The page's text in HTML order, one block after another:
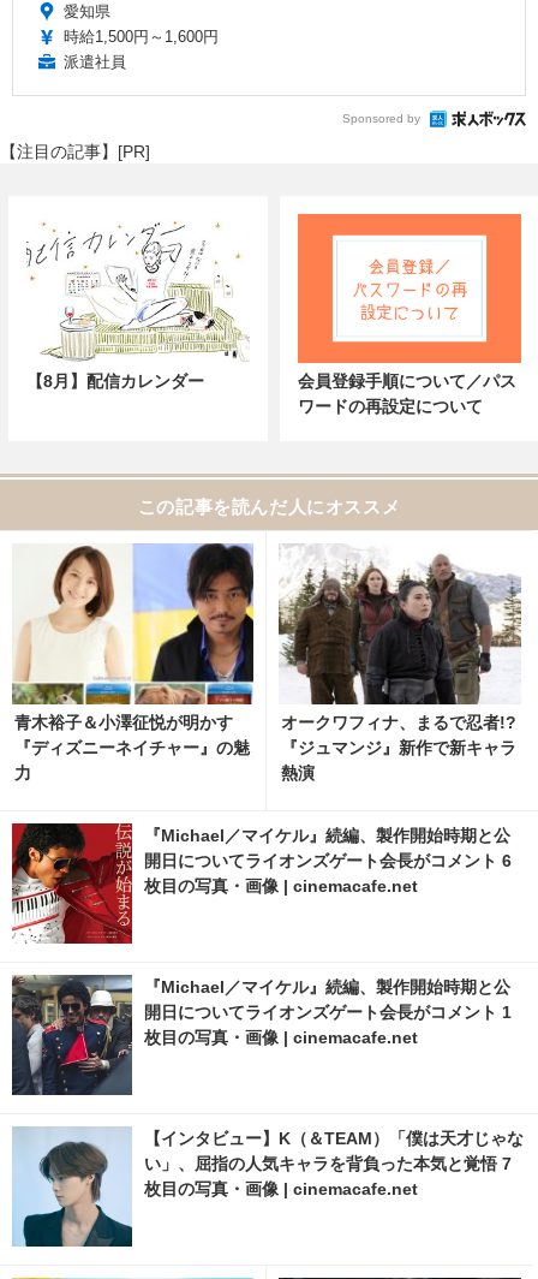
愛知県
時給1,500円～1,600円
派遣社員
Sponsored by
【注目の記事】[PR]
【8月】配信カレンダー
会員登録手順について／パス
ワードの再設定について
この記事を読んだ人にオススメ
青木裕子＆小澤征悦が明かす
『ディズニーネイチャー』の魅
力
オークワフィナ、まるで忍者!?
『ジュマンジ』新作で新キャラ
熱演
『Michael／マイケル』続編、製作開始時期と公
開日についてライオンズゲート会長がコメント 6
枚目の写真・画像 | cinemacafe.net
『Michael／マイケル』続編、製作開始時期と公
開日についてライオンズゲート会長がコメント 1
枚目の写真・画像 | cinemacafe.net
【インタビュー】K（＆TEAM）「僕は天才じゃな
い」、屈指の人気キャラを背負った本気と覚悟 7
枚目の写真・画像 | cinemacafe.net